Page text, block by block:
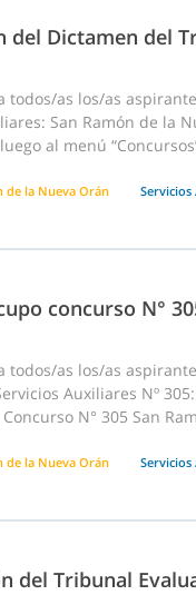
del Dictamen del
todos/as los/as
San Ramón de la
al menú
de la Nueva Orán Servicios
concurso N°
todos/as los/as
Auxiliares Nº
N° 305 San
de la Nueva Orán Servicios
del Tribunal